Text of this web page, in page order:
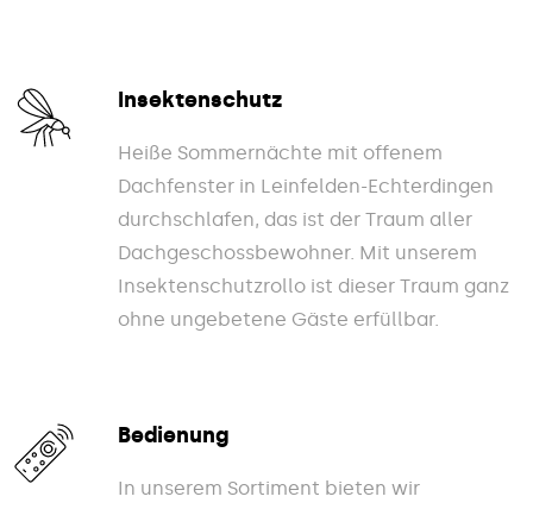
Insektenschutz
Heiße Sommernächte mit offenem
Dachfenster in Leinfelden-Echterdingen
durchschlafen, das ist der Traum aller
Dachgeschossbewohner. Mit unserem
Insektenschutzrollo ist dieser Traum ganz
ohne ungebetene Gäste erfüllbar.
Bedienung
In unserem Sortiment bieten wir